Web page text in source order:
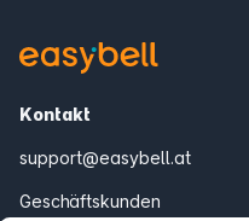
Kontakt
support@easybell.at
Geschäftskunden